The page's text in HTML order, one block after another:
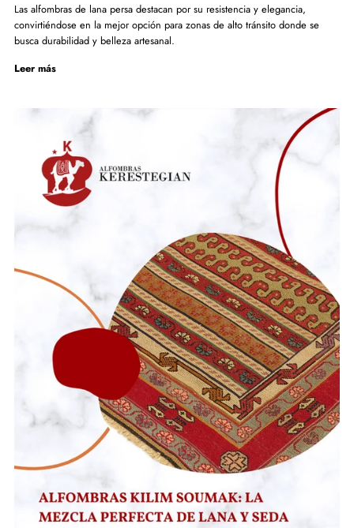
Las alfombras de lana persa destacan por su resistencia y elegancia,
convirtiéndose en la mejor opción para zonas de alto tránsito donde se
busca durabilidad y belleza artesanal.
Leer más